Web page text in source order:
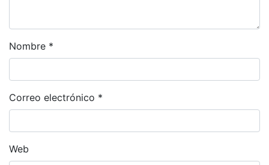
Nombre *
Correo electrónico *
Web